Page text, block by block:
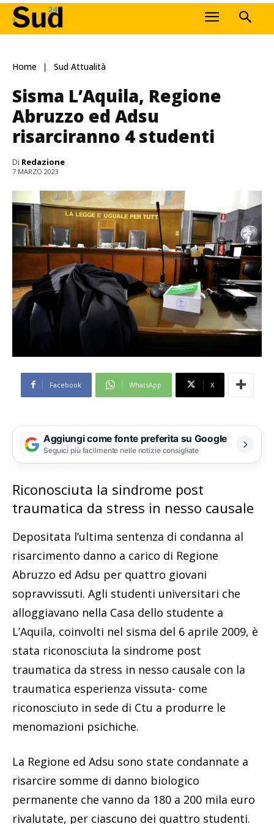
Home Sud Attualità
Sisma L’Aquila, Regione
Abruzzo ed Adsu
risarciranno 4 studenti
Di Redazione
7 MARZO 2023
Facebook WhatsApp X
Aggiungi come fonte preferita su Google
Seguici più facilmente nelle notizie consigliate
Riconosciuta la sindrome post
traumatica da stress in nesso causale
Depositata l’ultima sentenza di condanna al
risarcimento danno a carico di Regione
Abruzzo ed Adsu per quattro giovani
sopravvissuti. Agli studenti universitari che
alloggiavano nella Casa dello studente a
L’Aquila, coinvolti nel sisma del 6 aprile 2009, è
stata riconosciuta la sindrome post
traumatica da stress in nesso causale con la
traumatica esperienza vissuta- come
riconosciuto in sede di Ctu a produrre le
menomazioni psichiche.
La Regione ed Adsu sono state condannate a
risarcire somme di danno biologico
permanente che vanno da 180 a 200 mila euro
rivalutate, per ciascuno dei quattro studenti.